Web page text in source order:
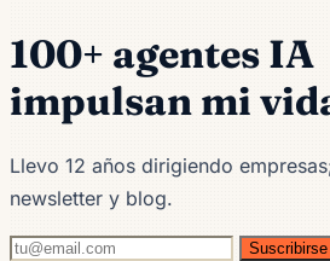
100+ agentes IA
impulsan mi
Llevo 12 años dirigiendo
newsletter y blog.